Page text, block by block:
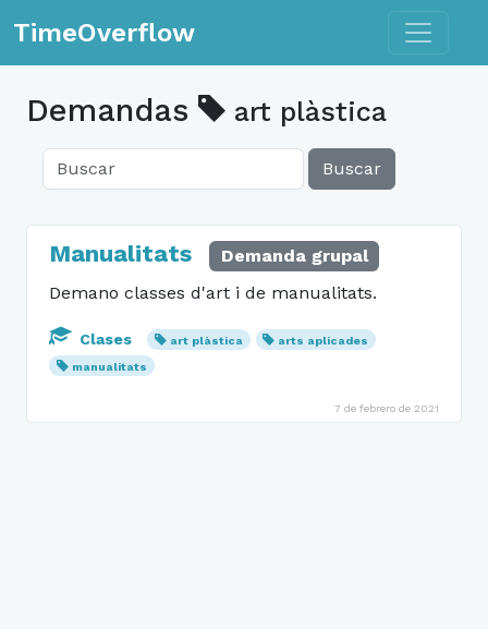
TimeOverflow Toggle
Demandas art plàstica
Buscar
Manualitats
Demanda grupal
Demano classes d'art i de manualitats.
Clases art plàstica
arts aplicades
manualitats
7 de febrero de 2021